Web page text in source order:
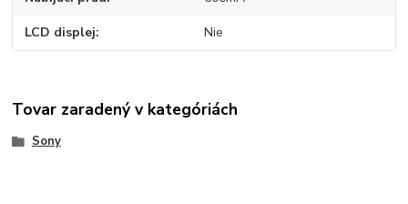
LCD displej Nie
Tovar zaradený v kategóriách
Sony